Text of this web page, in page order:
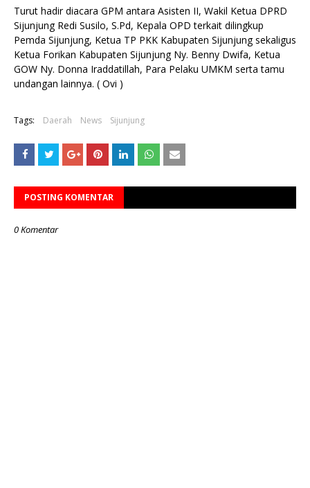
Turut hadir diacara GPM antara Asisten II, Wakil Ketua DPRD
Sijunjung Redi Susilo, S.Pd, Kepala OPD terkait dilingkup
Pemda Sijunjung, Ketua TP PKK Kabupaten Sijunjung sekaligus
Ketua Forikan Kabupaten Sijunjung Ny. Benny Dwifa, Ketua
GOW Ny. Donna Iraddatillah, Para Pelaku UMKM serta tamu
undangan lainnya. ( Ovi )
Tags: Daerah News Sijunjung
POSTING KOMENTAR
0 Komentar